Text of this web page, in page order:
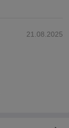
21.08.2025